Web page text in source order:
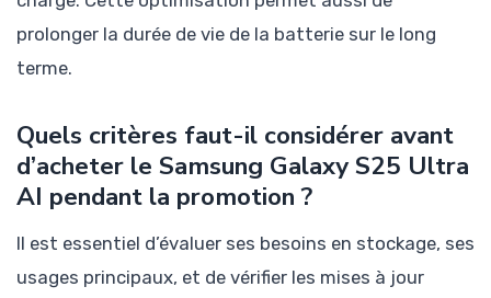
prolonger la durée de vie de la batterie sur le long
terme.
Quels critères faut-il considérer avant
d’acheter le Samsung Galaxy S25 Ultra
AI pendant la promotion ?
Il est essentiel d’évaluer ses besoins en stockage, ses
usages principaux, et de vérifier les mises à jour